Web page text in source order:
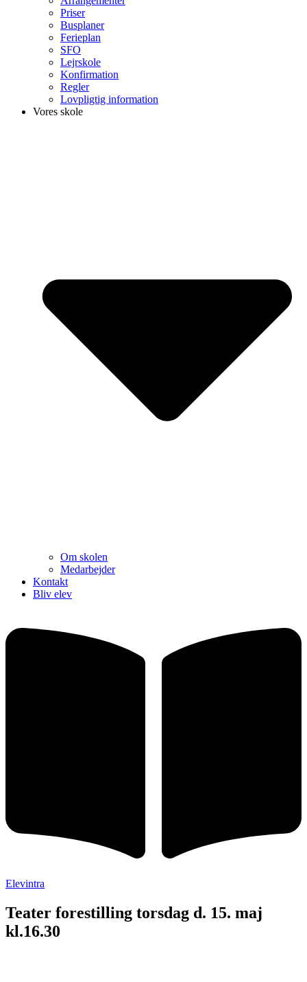
Priser
Busplaner
Ferieplan
SFO
Lejrskole
Konfirmation
Regler
Lovpligtig information
Vores skole
Om skolen
Medarbejder
Kontakt
Bliv elev
Elevintra
Teater forestilling torsdag d. 15. maj
kl.16.30